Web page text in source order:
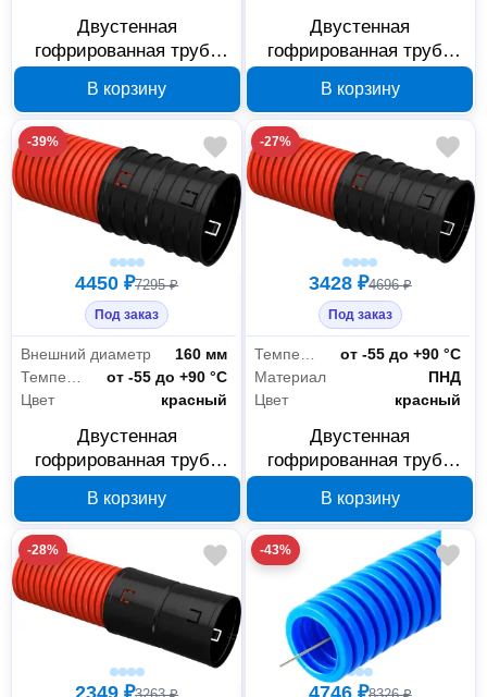
Двустенная
гофрированная труба
212-125-D57-K04 ПНД
125 мм, красная 5,7 м
В корзину
Двустенная
гофрированная труба
212-200-D57-K04 ПНД
200 мм, красная 5,7 м
В корзину
-39%
4450 ₽7295 ₽
Под заказ
Внешний диаметр
160 мм
от -55 до +90 °С
Цвет
красный
Двустенная
гофрированная труба
212-160-D57-K04 ПНД
160 мм, красная 5,7 м
В корзину
-27%
3428 ₽4696 ₽
Под заказ
от -55 до +90 °С
Материал
ПНД
Цвет
красный
Двустенная
гофрированная труба
212-140-D57-K04 ПНД
140 мм, красная 5,7 м
В корзину
-28%
2349 ₽
-43%
4746 ₽